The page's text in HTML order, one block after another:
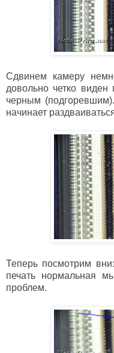
Сдвинем камеру
довольно четко
черным
начинает
Теперь посмотрим
печать нормальная
проблем.